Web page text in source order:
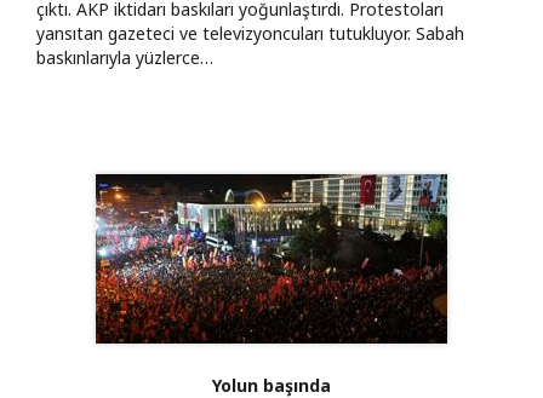
çıktı. AKP iktidarı baskıları yoğunlaştırdı. Protestoları
yansıtan gazeteci ve televizyoncuları tutukluyor. Sabah
baskınlarıyla yüzlerce…
Yolun başında